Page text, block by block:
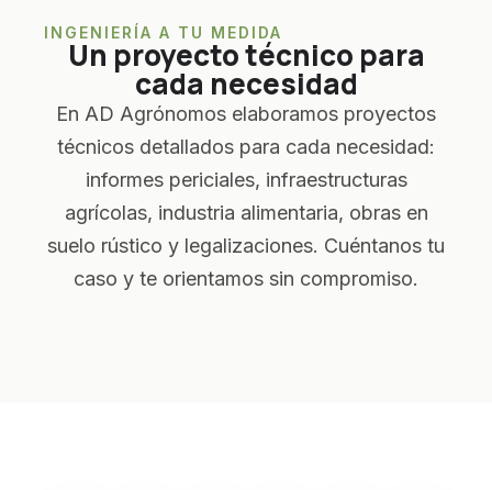
INGENIERÍA A TU MEDIDA
Un proyecto técnico para
cada necesidad
En AD Agrónomos elaboramos proyectos
técnicos detallados para cada necesidad:
informes periciales, infraestructuras
agrícolas, industria alimentaria, obras en
suelo rústico y legalizaciones. Cuéntanos tu
caso y te orientamos sin compromiso.